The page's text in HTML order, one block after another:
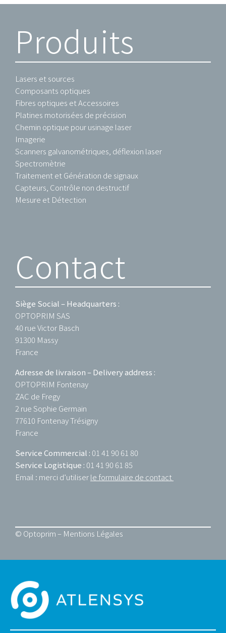
Produits
Lasers et sources
Composants optiques
Fibres optiques et Accessoires
Platines motorisées de précision
Chemin optique pour usinage laser
Imagerie
Scanners galvanométriques, déflexion laser
Spectromètrie
Traitement et Génération de signaux
Capteurs, Contrôle non destructif
Mesure et Détection
Contact
Siège Social – Headquarters :
OPTOPRIM SAS
40 rue Victor Basch
91300 Massy
France
Adresse de livraison – Delivery address :
OPTOPRIM Fontenay
ZAC de Fregy
2 rue Sophie Germain
77610 Fontenay Trésigny
France
Service Commercial : 01 41 90 61 80
Service Logistique : 01 41 90 61 85
Email : merci d’utiliserle formulaire de contact
© Optoprim – Mentions Légales